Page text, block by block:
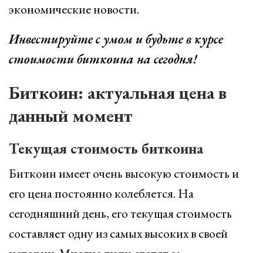
экономические новости.
Инвестируйте с умом и будьте в курсе
стоимости биткоина на сегодня!
Биткоин: актуальная цена в
данный момент
Текущая стоимость биткоина
Биткоин имеет очень высокую стоимость и
его цена постоянно колеблется. На
сегодняшний день, его текущая стоимость
составляет одну из самых высоких в своей